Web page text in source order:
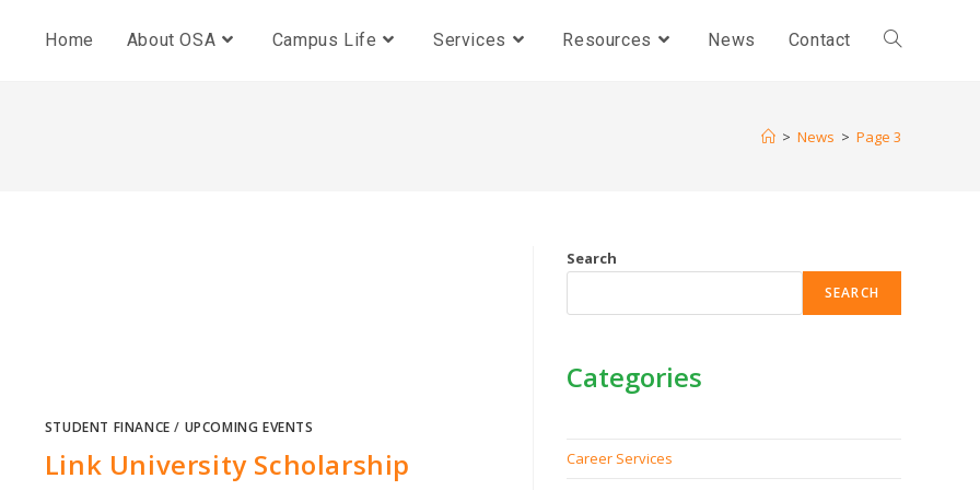
Home About OSA Campus Life Services Resources News Contact
> News > Page 3
STUDENT FINANCE / UPCOMING EVENTS
Link University Scholarship
Search
SEARCH
Categories
Career Services